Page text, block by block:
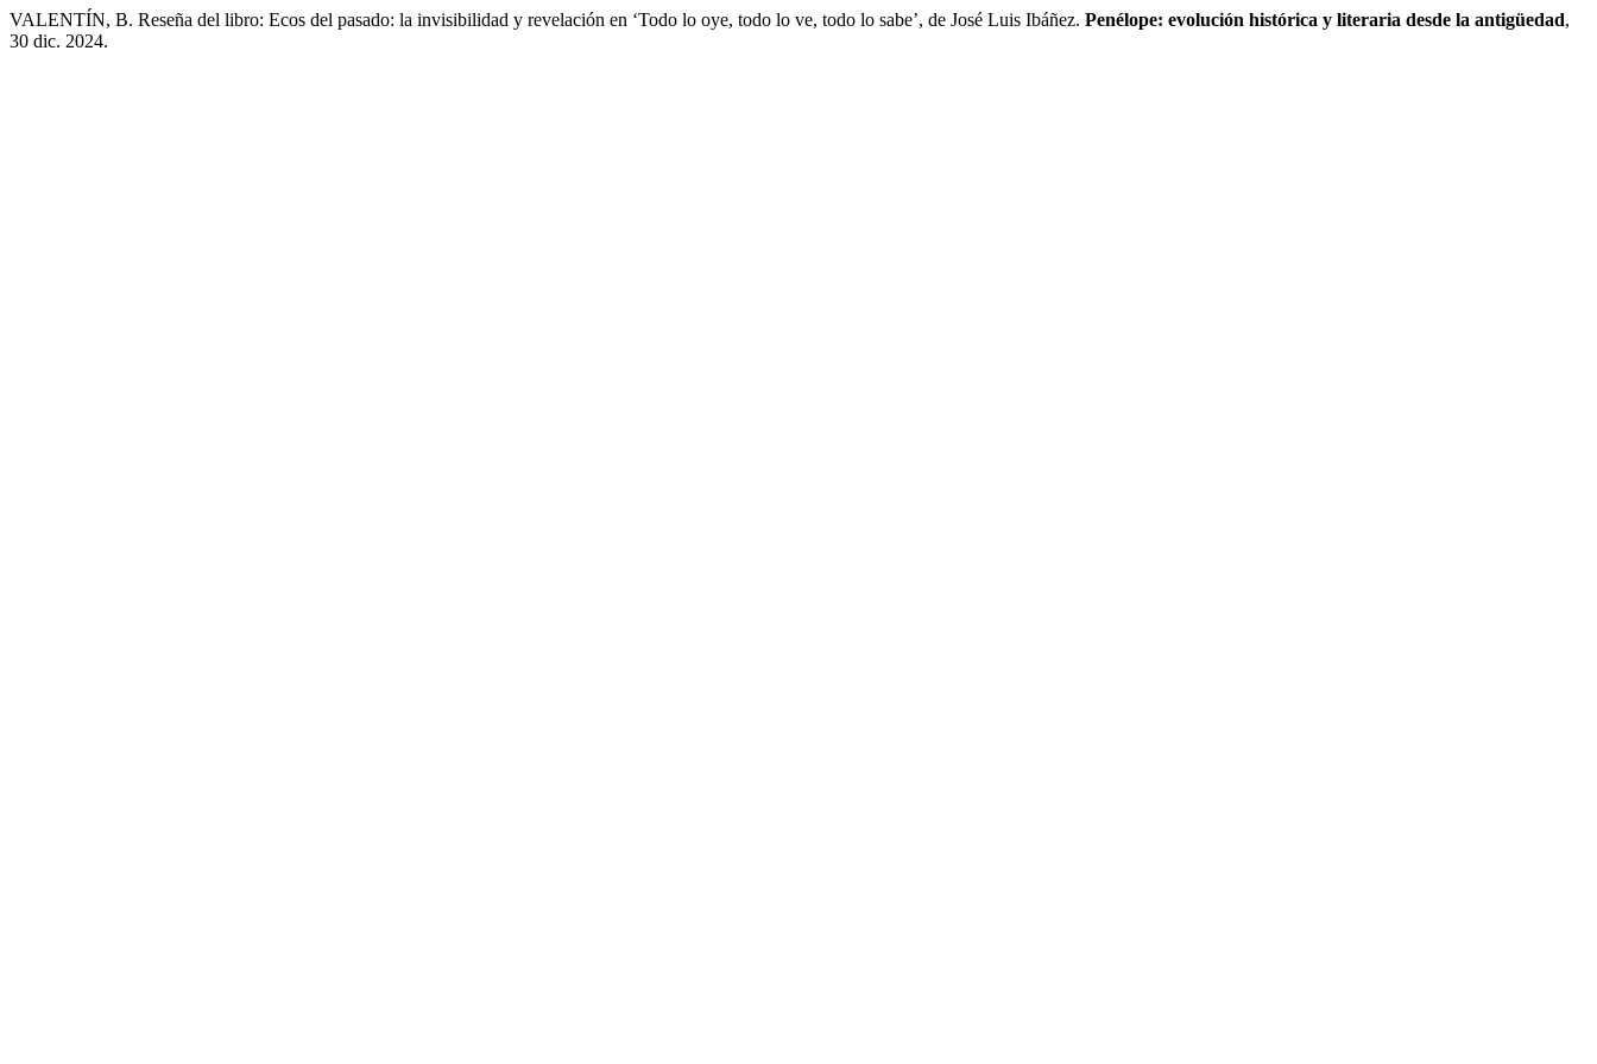
VALENTÍN, B. Reseña del libro: Ecos del pasado: la invisibilidad y revelación en ‘Todo lo oye, todo lo ve, todo lo sabe’, de José Luis Ibáñez. Penélope: evolución histórica y literaria desde la antigüedad,
30 dic. 2024.